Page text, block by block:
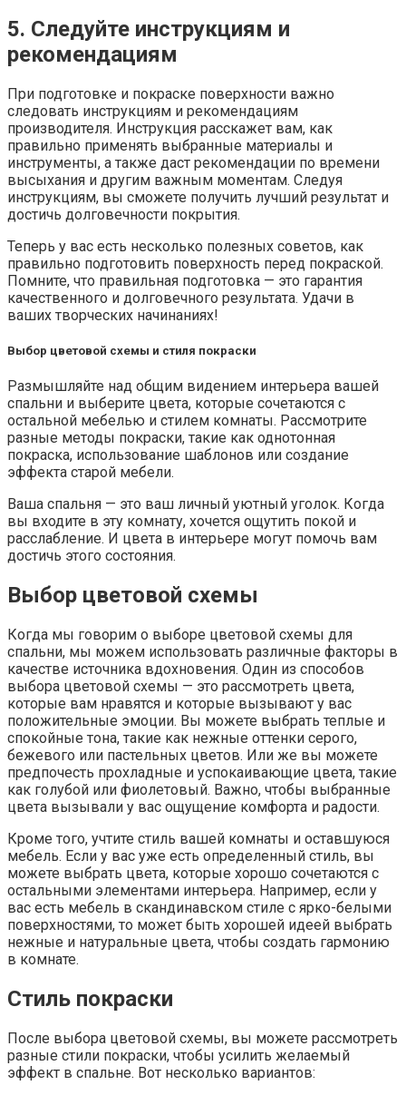
5. Следуйте инструкциям и
рекомендациям
При подготовке и покраске поверхности важно
следовать инструкциям и рекомендациям
производителя. Инструкция расскажет вам, как
правильно применять выбранные материалы и
инструменты, а также даст рекомендации по времени
высыхания и другим важным моментам. Следуя
инструкциям, вы сможете получить лучший результат и
достичь долговечности покрытия.
Теперь у вас есть несколько полезных советов, как
правильно подготовить поверхность перед покраской.
Помните, что правильная подготовка — это гарантия
качественного и долговечного результата. Удачи в
ваших творческих начинаниях!
Выбор цветовой схемы и стиля покраски
Размышляйте над общим видением интерьера вашей
спальни и выберите цвета, которые сочетаются с
остальной мебелью и стилем комнаты. Рассмотрите
разные методы покраски, такие как однотонная
покраска, использование шаблонов или создание
эффекта старой мебели.
Ваша спальня — это ваш личный уютный уголок. Когда
вы входите в эту комнату, хочется ощутить покой и
расслабление. И цвета в интерьере могут помочь вам
достичь этого состояния.
Выбор цветовой схемы
Когда мы говорим о выборе цветовой схемы для
спальни, мы можем использовать различные факторы в
качестве источника вдохновения. Один из способов
выбора цветовой схемы — это рассмотреть цвета,
которые вам нравятся и которые вызывают у вас
положительные эмоции. Вы можете выбрать теплые и
спокойные тона, такие как нежные оттенки серого,
бежевого или пастельных цветов. Или же вы можете
предпочесть прохладные и успокаивающие цвета, такие
как голубой или фиолетовый. Важно, чтобы выбранные
цвета вызывали у вас ощущение комфорта и радости.
Кроме того, учтите стиль вашей комнаты и оставшуюся
мебель. Если у вас уже есть определенный стиль, вы
можете выбрать цвета, которые хорошо сочетаются с
остальными элементами интерьера. Например, если у
вас есть мебель в скандинавском стиле с ярко-белыми
поверхностями, то может быть хорошей идеей выбрать
нежные и натуральные цвета, чтобы создать гармонию
в комнате.
Стиль покраски
После выбора цветовой схемы, вы можете рассмотреть
разные стили покраски, чтобы усилить желаемый
эффект в спальне. Вот несколько вариантов: